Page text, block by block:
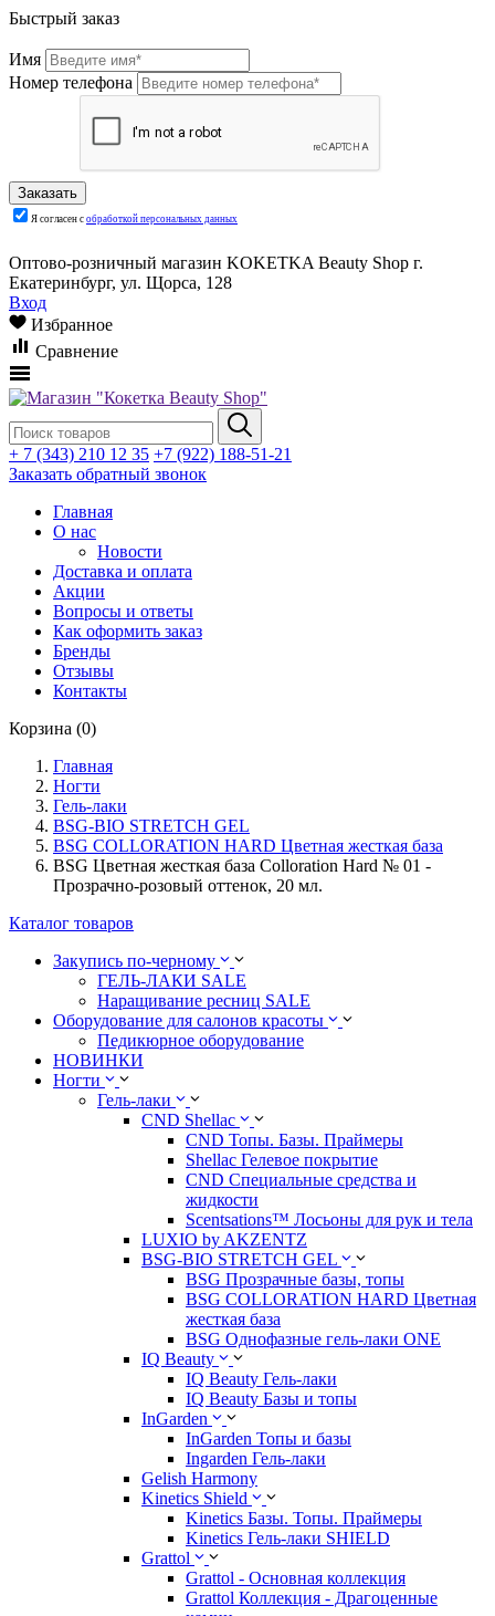
Быстрый заказ
Имя
Номер телефона
Я согласен с обработкой персональных данных
Оптово-розничный магазин KOKETKA Beauty Shop г.
Екатеринбург, ул. Щорса, 128
Вход
Избранное
Сравнение
+ 7 (343) 210 12 35 +7 (922) 188-51-21
Заказать обратный звонок
Главная
О нас
Новости
Доставка и оплата
Акции
Вопросы и ответы
Как оформить заказ
Бренды
Отзывы
Контакты
Корзина (0)
Главная
Ногти
Гель-лаки
BSG-BIO STRETCH GEL
BSG COLLORATION HARD Цветная жесткая база
BSG Цветная жесткая база Colloration Hard № 01 -
Прозрачно-розовый оттенок, 20 мл.
Каталог товаров
Закупись по-черному
ГЕЛЬ-ЛАКИ SALE
Наращивание ресниц SALE
Оборудование для салонов красоты
Педикюрное оборудование
НОВИНКИ
Ногти
Гель-лаки
CND Shellac
CND Топы. Базы. Праймеры
Shellac Гелевое покрытие
CND Специальные средства и
жидкости
Scentsations™ Лосьоны для рук и тела
LUXIO by AKZENTZ
BSG-BIO STRETCH GEL
BSG Прозрачные базы, топы
BSG COLLORATION HARD Цветная
жесткая база
BSG Однофазные гель-лаки ONE
IQ Beauty
IQ Beauty Гель-лаки
IQ Beauty Базы и топы
InGarden
InGarden Топы и базы
Ingarden Гель-лаки
Gelish Harmony
Kinetics Shield
Kinetics Базы. Топы. Праймеры
Kinetics Гель-лаки SHIELD
Grattol
Grattol - Oснoвнaя коллекция
Grattol Коллекция - Драгоценные